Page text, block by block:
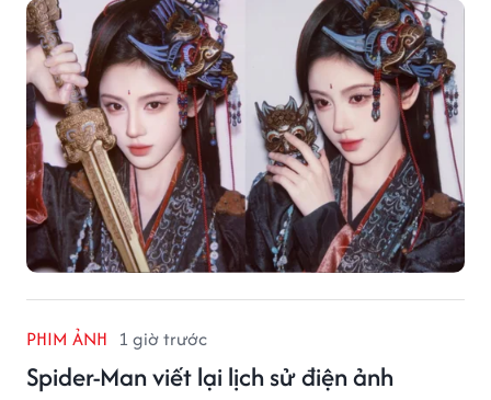
PHIM ẢNH 1 giờ trước
Spider-Man viết lại lịch sử điện ảnh